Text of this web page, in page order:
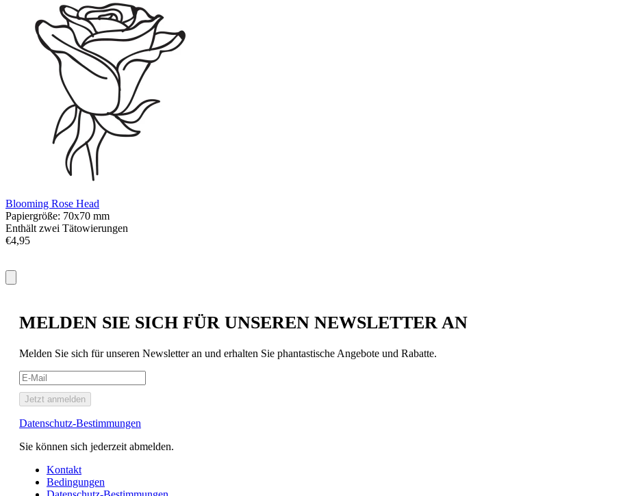
Blooming Rose Head
Papiergröße: 70x70 mm
Enthält zwei Tätowierungen
€4,95
MELDEN SIE SICH FÜR UNSEREN NEWSLETTER AN
Melden Sie sich für unseren Newsletter an und erhalten Sie phantastische Angebote und Rabatte.
Jetzt anmelden
Datenschutz-Bestimmungen
Sie können sich jederzeit abmelden.
Kontakt
Bedingungen